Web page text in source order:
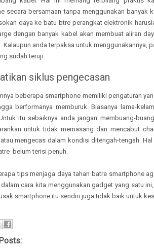
secara bersamaan tanpa menggunakan banyak
daya ke batu btre perangkat elektronik
dengan banyak kabel akan membuat aliran
Kalaupun anda terpaksa untuk menggunakannya,
sudah teruji.
siklus pengecasan
beberapa smartphone memiliki pengaturan
berformanya memburuk. Biasanya lama-
itu sebaiknya anda jangan membuang-
untuk tidak memasang dan mencabut
mengecas dalam kondisi ditengah-tengah.
belum terisi penuh.
tips menjaga daya tahan batre smartphone
cara kita menggunakan gadget yang satu
smartphone itu sendiri juga tidak baik untuk